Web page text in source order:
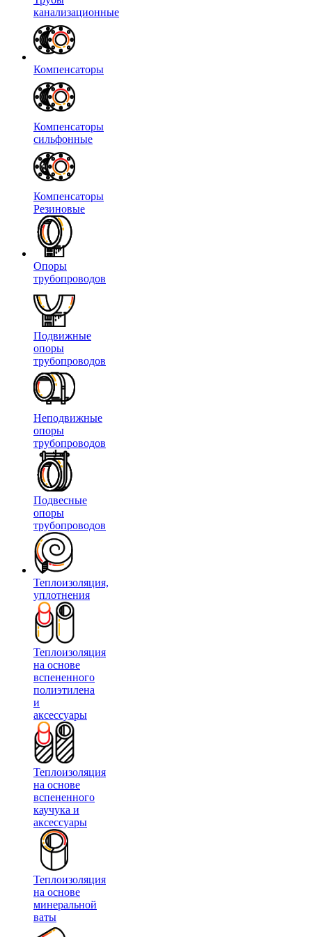
канализационные
Компенсаторы
Компенсаторы
сильфонные
Компенсаторы
Резиновые
Опоры
трубопроводов
Подвижные
опоры
трубопроводов
Неподвижные
опоры
трубопроводов
Подвесные
опоры
трубопроводов
Теплоизоляция,
уплотнения
Теплоизоляция
на основе
вспененного
полиэтилена
и
аксессуары
Теплоизоляция
на основе
вспененного
каучука и
аксессуары
Теплоизоляция
на основе
минеральной
ваты